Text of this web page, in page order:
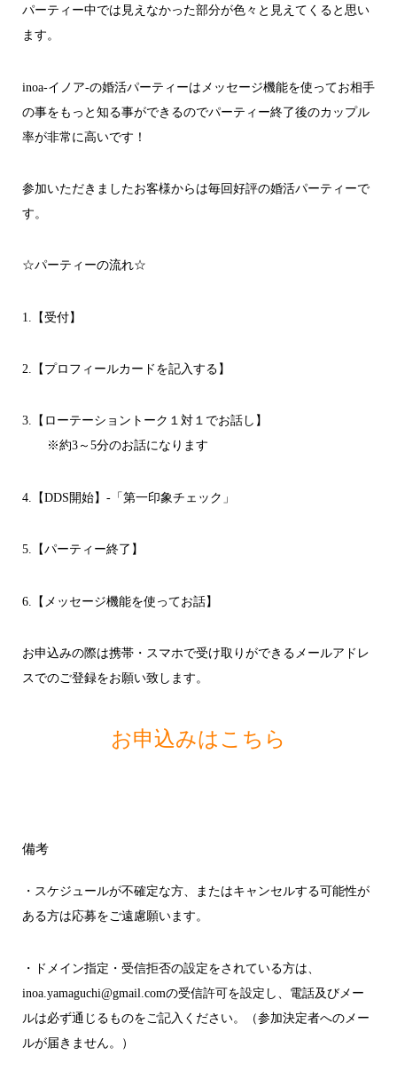
パーティー中では見えなかった部分が色々と見えてくると思い
ます。
inoa-イノア-の婚活パーティーはメッセージ機能を使ってお相手
の事をもっと知る事ができるのでパーティー終了後のカップル
率が非常に高いです！
参加いただきましたお客様からは毎回好評の婚活パーティーで
す。
☆パーティーの流れ☆
1.【受付】
2.【プロフィールカードを記入する】
3.【ローテーショントーク１対１でお話し】
※約3～5分のお話になります
4.【DDS開始】-「第一印象チェック」
5.【パーティー終了】
6.【メッセージ機能を使ってお話】
お申込みの際は携帯・スマホで受け取りができるメールアドレ
スでのご登録をお願い致します。
お申込みはこちら
備考
・スケジュールが不確定な方、またはキャンセルする可能性が
ある方は応募をご遠慮願います。
・ドメイン指定・受信拒否の設定をされている方は、
inoa.yamaguchi@gmail.comの受信許可を設定し、電話及びメー
ルは必ず通じるものをご記入ください。（参加決定者へのメー
ルが届きません。）